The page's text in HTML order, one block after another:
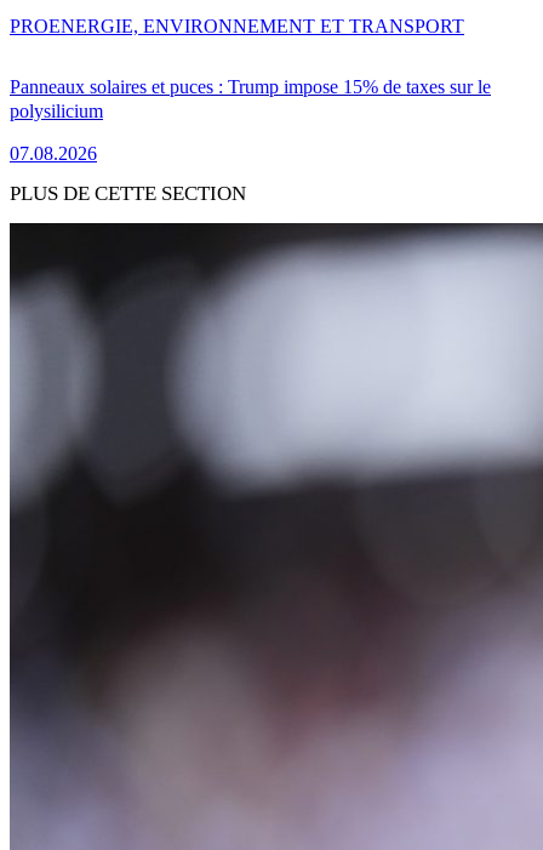
Panneaux solaires et puces : Trump impose 15% de taxes sur le
polysilicium
07.08.2026
PROENERGIE, ENVIRONNEMENT ET TRANSPORT
PLUS DE CETTE SECTION